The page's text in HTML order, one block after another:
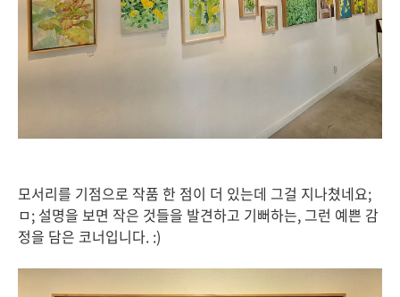
모서리를 기점으로 작품 한 점이 더 있는데 그걸 지나쳤네요;
ㅁ; 설명을 보면 작은 것들을 발견하고 기뻐하는, 그런 예쁜 감
정을 담은 코너입니다. :)